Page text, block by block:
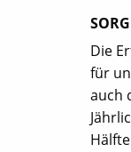
Die
für
auch